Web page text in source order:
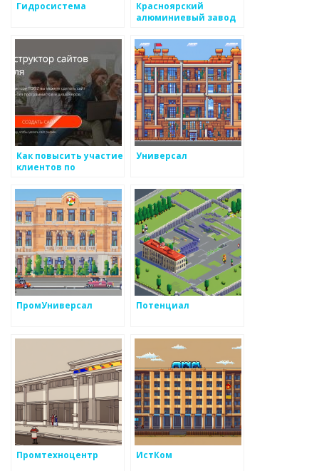
Гидросистема
Красноярский
алюминиевый завод
Как повысить участие
клиентов по
металлоизделиям
Универсал
ПромУниверсал Потенциал
Промтехноцентр ИстКом